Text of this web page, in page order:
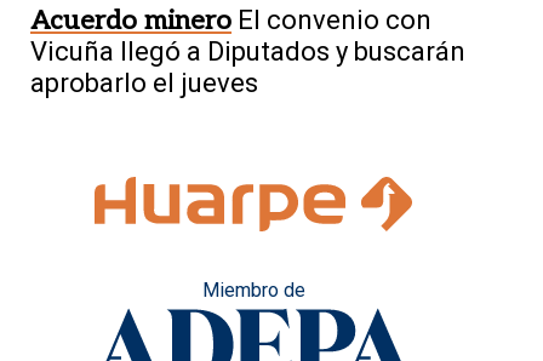
Acuerdo minero El convenio con
Vicuña llegó a Diputados y buscarán
aprobarlo el jueves
Miembro de